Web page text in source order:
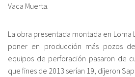
Vaca Muerta.
La obra presentada montada en Loma
poner en producción más pozos
equipos de perforación pasaron de
que fines de 2013 serían 19, dijeron